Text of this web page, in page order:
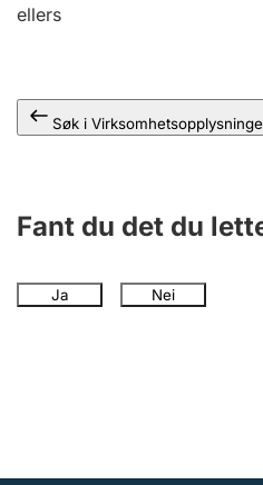
ellers
Søk i
Fant du det du
Ja Nei